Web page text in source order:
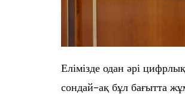
Елімізде одан әрі
сондай-ақ бұл бағытта